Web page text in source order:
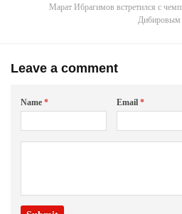
Марат Ибрагимов встретился с
Дибировым
Leave a comment
Name * Email*